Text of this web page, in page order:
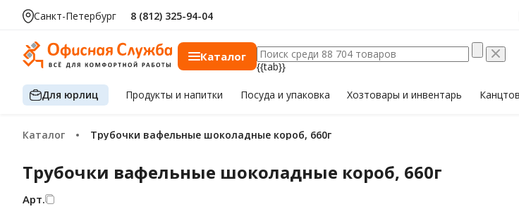
Санкт-Петербург 8 (812) 325-94-04
Каталог
{{tab}}
Для юрлиц Продуктыи напитки Посуда и упаковка Хозтоварыи инвентарь
Каталог Трубочки вафельные шоколадные короб, 660г
Трубочки вафельные шоколадные короб, 660г
Арт.